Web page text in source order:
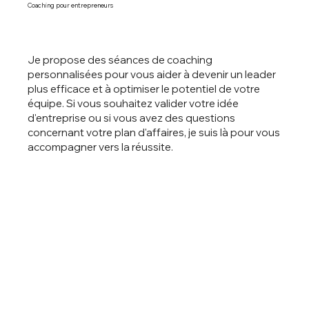
Je propose des séances de coaching
personnalisées pour vous aider à devenir un leader
plus efficace et à optimiser le potentiel de votre
équipe. Si vous souhaitez valider votre idée
d'entreprise ou si vous avez des questions
concernant votre plan d'affaires, je suis là pour vous
accompagner vers la réussite.
Coaching pour entrepreneurs